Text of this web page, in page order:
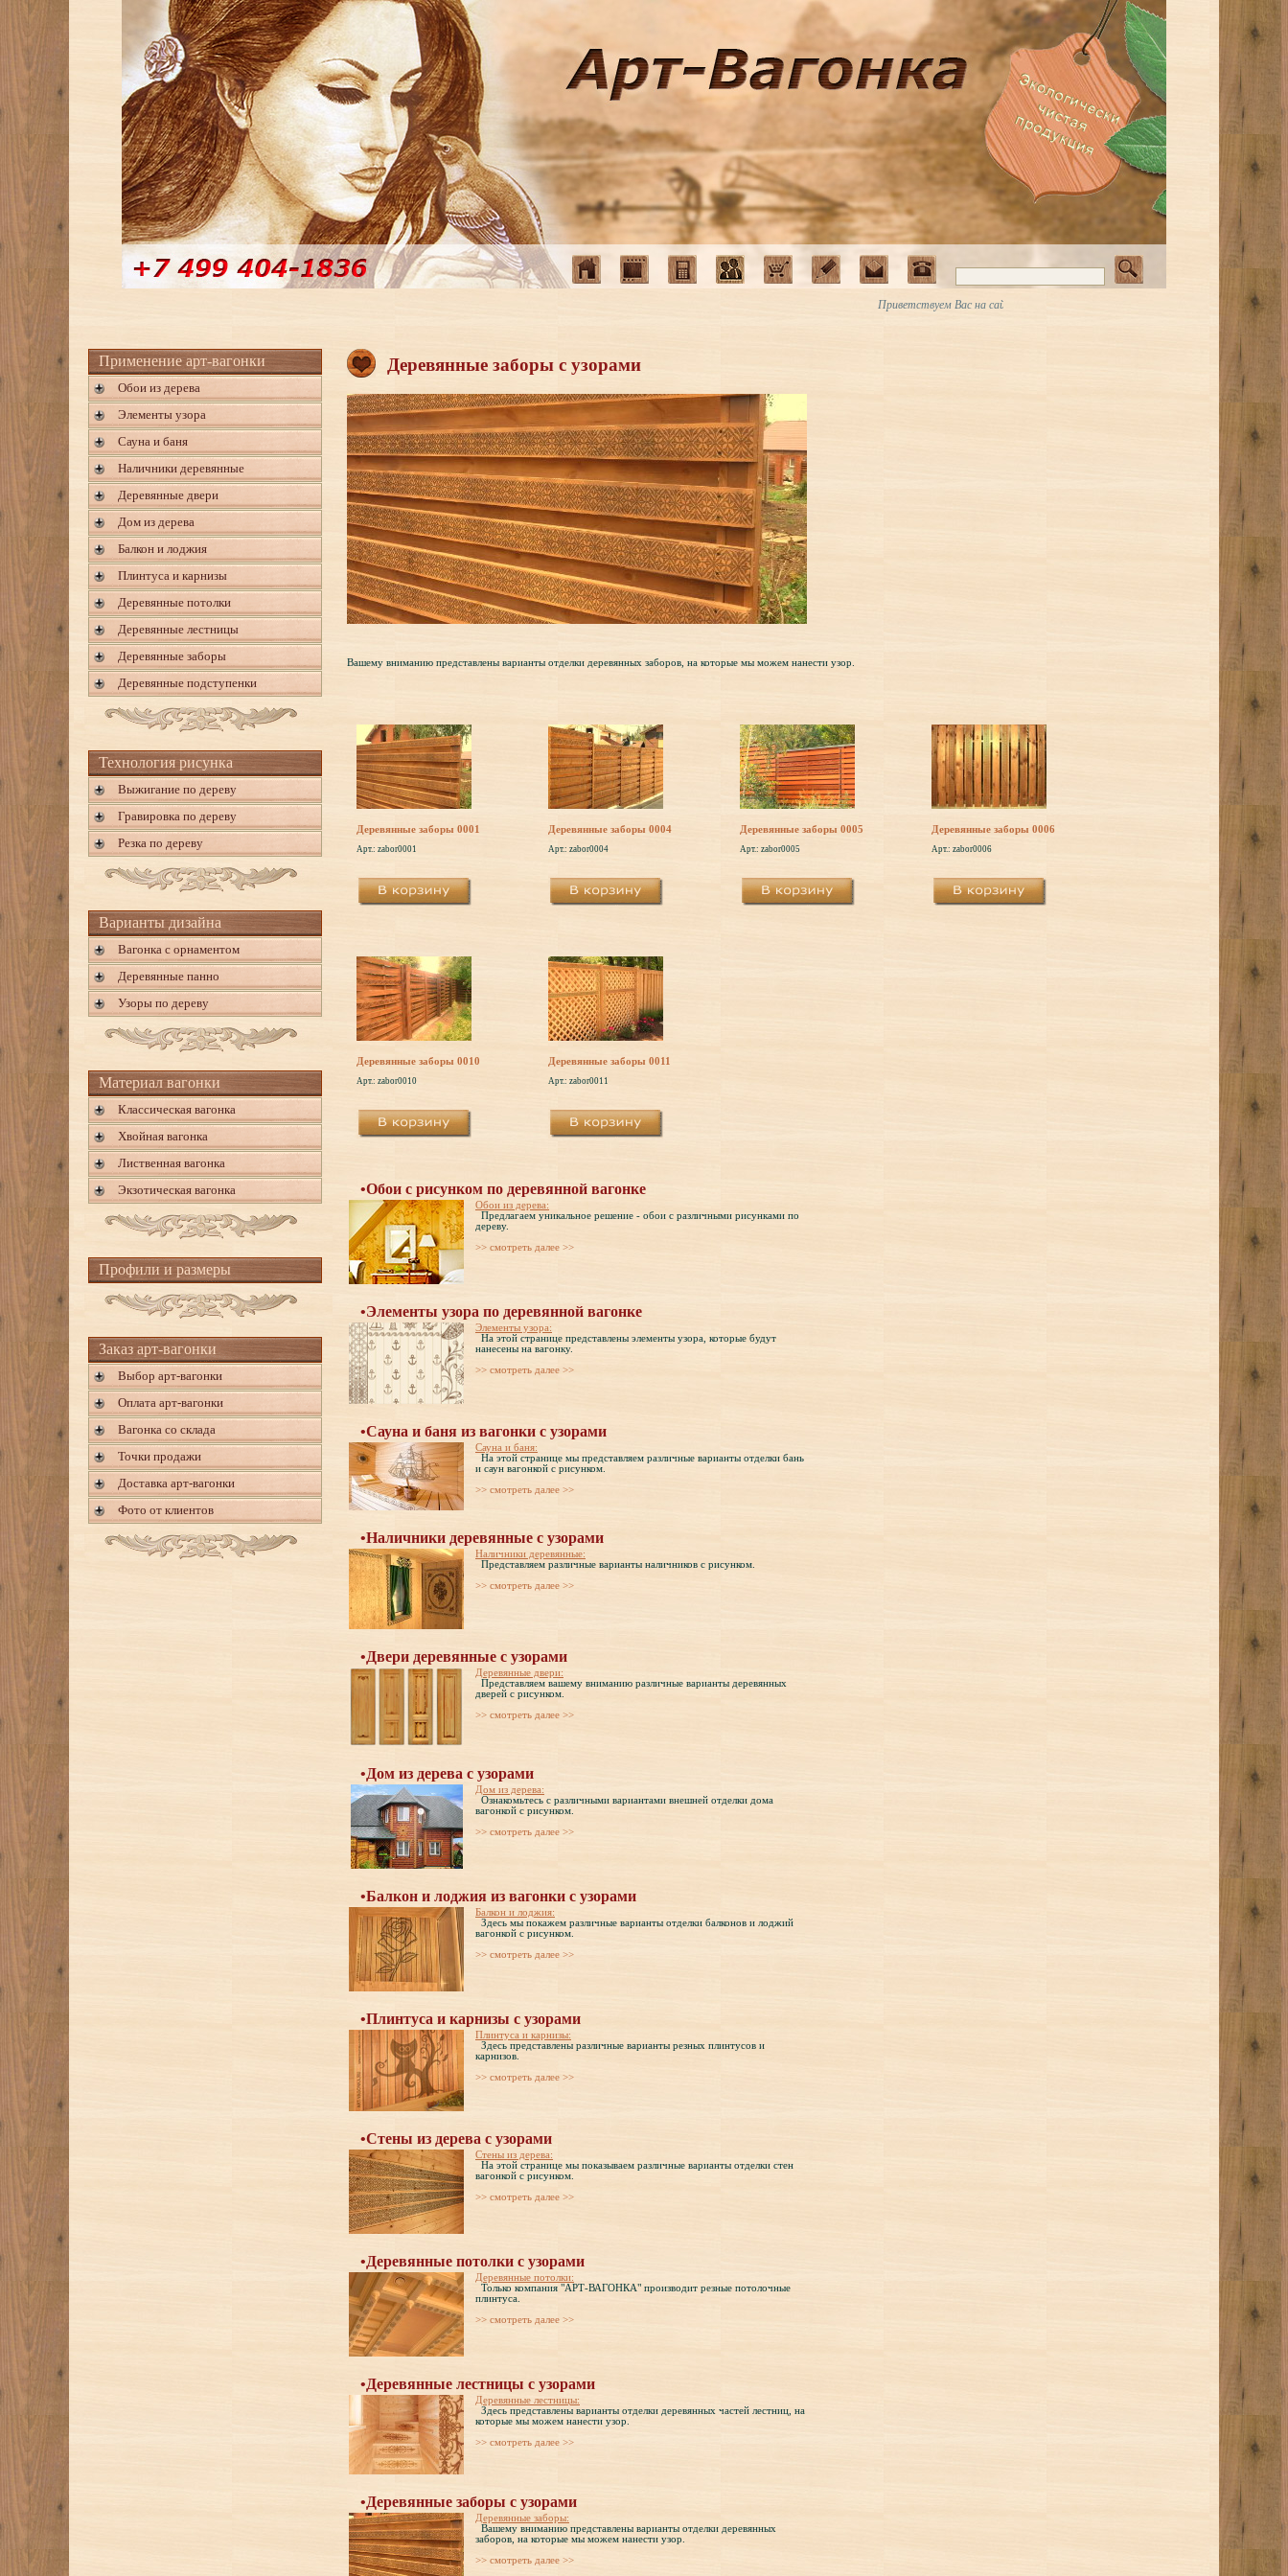
Приветствуем Вас на сайте Art-Vagonka.ru. Деревянные заборы с узорами • Вашему
Применение арт-вагонки
Обои из дерева
Элементы узора
Сауна и баня
Наличники деревянные
Деревянные двери
Дом из дерева
Балкон и лоджия
Плинтуса и карнизы
Деревянные потолки
Деревянные лестницы
Деревянные заборы
Деревянные подступенки
Технология рисунка
Выжигание по дереву
Гравировка по дереву
Резка по дереву
Варианты дизайна
Вагонка с орнаментом
Деревянные панно
Узоры по дереву
Материал вагонки
Классическая вагонка
Хвойная вагонка
Лиственная вагонка
Экзотическая вагонка
Профили и размеры
Заказ арт-вагонки
Выбор арт-вагонки
Оплата арт-вагонки
Вагонка со склада
Точки продажи
Доставка арт-вагонки
Фото от клиентов
Деревянные заборы с узорами
Вашему вниманию представлены варианты отделки деревянных заборов, на которые мы можем нанести узор.
Деревянные заборы 0001
Арт.: zabor0001
Деревянные заборы 0004
Арт.: zabor0004
Деревянные заборы 0005
Арт.: zabor0005
Деревянные заборы 0006
Арт.: zabor0006
Деревянные заборы 0010
Арт.: zabor0010
Деревянные заборы 0011
Арт.: zabor0011
•Обои с рисунком по деревянной вагонке
Обои из дерева:
Предлагаем уникальное решение - обои с различными рисунками по
дереву.
>> cмотреть далее >>
•Элементы узора по деревянной вагонке
Элементы узора:
На этой странице представлены элементы узора, которые будут
нанесены на вагонку.
>> cмотреть далее >>
•Сауна и баня из вагонки с узорами
Сауна и баня:
На этой странице мы представляем различные варианты отделки бань
и саун вагонкой с рисунком.
>> cмотреть далее >>
•Наличники деревянные с узорами
Наличники деревянные:
Представляем различные варианты наличников с рисунком.
>> cмотреть далее >>
•Двери деревянные с узорами
Деревянные двери:
Представляем вашему вниманию различные варианты деревянных
дверей с рисунком.
>> cмотреть далее >>
•Дом из дерева с узорами
Дом из дерева:
Ознакомьтесь с различными вариантами внешней отделки дома
вагонкой с рисунком.
>> cмотреть далее >>
•Балкон и лоджия из вагонки с узорами
Балкон и лоджия:
Здесь мы покажем различные варианты отделки балконов и лоджий
вагонкой с рисунком.
>> cмотреть далее >>
•Плинтуса и карнизы с узорами
Плинтуса и карнизы:
Здесь представлены различные варианты резных плинтусов и
карнизов.
>> cмотреть далее >>
•Стены из дерева с узорами
Стены из дерева:
На этой странице мы показываем различные варианты отделки стен
вагонкой с рисунком.
>> cмотреть далее >>
•Деревянные потолки с узорами
Деревянные потолки:
Только компания "АРТ-ВАГОНКА" производит резные потолочные
плинтуса.
>> cмотреть далее >>
•Деревянные лестницы с узорами
Деревянные лестницы:
Здесь представлены варианты отделки деревянных частей лестниц, на
которые мы можем нанести узор.
>> cмотреть далее >>
•Деревянные заборы с узорами
Деревянные заборы:
Вашему вниманию представлены варианты отделки деревянных
заборов, на которые мы можем нанести узор.
>> cмотреть далее >>